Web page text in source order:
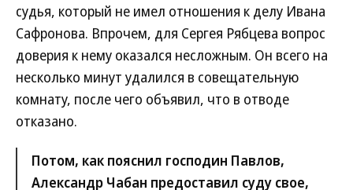
судья, который не имел отношения к делу Ивана
Сафронова. Впрочем, для Сергея Рябцева вопрос
доверия к нему оказался несложным. Он всего на
несколько минут удалился в совещательную
комнату, после чего объявил, что в отводе
отказано.
Потом, как пояснил господин Павлов,
Александр Чабан предоставил суду свое,